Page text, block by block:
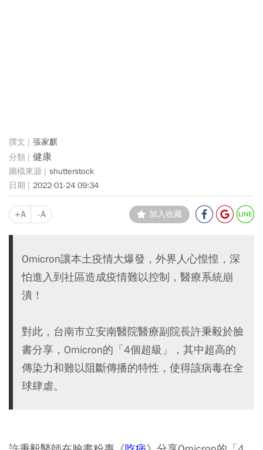
張家麒
健康
shutterstock
2022-01-24 09:34
+A -A 加入收藏
Omicron讓本土疫情大爆發，外界人心惶惶，深
怕進入到社區造成疫情難以控制，醫療系統崩
潰！
對此，台南市立安南醫院醫療副院長許秉毅於臉
書分享，Omicron的「4個超級」，其中超高的
傳染力和難以阻斷傳播的特性，使得該病毒在全
球肆虐。